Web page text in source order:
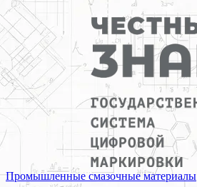
Промышленные смазочные материалы